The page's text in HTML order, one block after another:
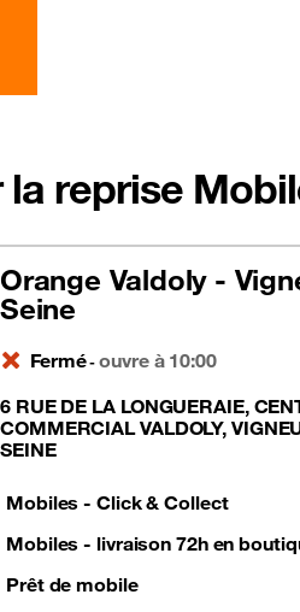
reprise
Orange Valdoly -
Seine
Fermé-ouvre à 10:00
6 RUE DE LA LONGUERAIE,
COMMERCIAL VALDOLY,
SEINE
Mobiles - Click & Collect
Mobiles - livraison 72h en
Prêt de mobile